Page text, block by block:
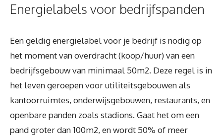
Energielabels voor bedrijfspanden
Een geldig energielabel voor je bedrijf is nodig op
het moment van overdracht (koop/huur) van een
bedrijfsgebouw van minimaal 50m2. Deze regel is in
het leven geroepen voor utiliteitsgebouwen als
kantoorruimtes, onderwijsgebouwen, restaurants, en
openbare panden zoals stadions. Gaat het om een
pand groter dan 100m2, en wordt 50% of meer